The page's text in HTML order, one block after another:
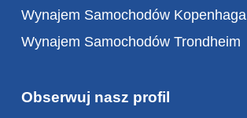
Wynajem Samochodów Kopenhaga
Wynajem Samochodów Trondheim
Obserwuj nasz profil